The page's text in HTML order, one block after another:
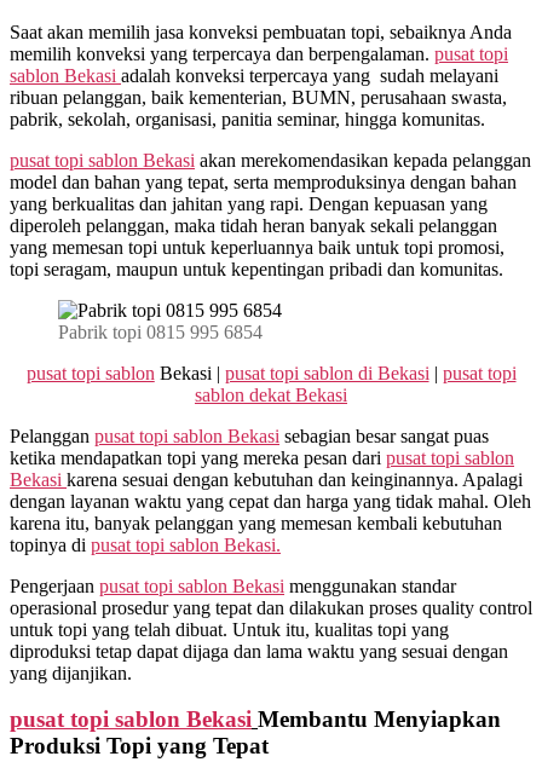
Saat akan memilih jasa konveksi pembuatan topi, sebaiknya Anda
memilih konveksi yang terpercaya dan berpengalaman. pusat topi
sablon Bekasi adalah konveksi terpercaya yang sudah melayani
ribuan pelanggan, baik kementerian, BUMN, perusahaan swasta,
pabrik, sekolah, organisasi, panitia seminar, hingga komunitas.
pusat topi sablon Bekasi akan merekomendasikan kepada pelanggan
model dan bahan yang tepat, serta memproduksinya dengan bahan
yang berkualitas dan jahitan yang rapi. Dengan kepuasan yang
diperoleh pelanggan, maka tidah heran banyak sekali pelanggan
yang memesan topi untuk keperluannya baik untuk topi promosi,
topi seragam, maupun untuk kepentingan pribadi dan komunitas.
Pabrik topi 0815 995 6854
pusat topi sablon Bekasi | pusat topi sablon di Bekasi | pusat topi
sablon dekat Bekasi
Pelanggan pusat topi sablon Bekasi sebagian besar sangat puas
ketika mendapatkan topi yang mereka pesan dari pusat topi sablon
Bekasi karena sesuai dengan kebutuhan dan keinginannya. Apalagi
dengan layanan waktu yang cepat dan harga yang tidak mahal. Oleh
karena itu, banyak pelanggan yang memesan kembali kebutuhan
topinya di pusat topi sablon Bekasi.
Pengerjaan pusat topi sablon Bekasi menggunakan standar
operasional prosedur yang tepat dan dilakukan proses quality control
untuk topi yang telah dibuat. Untuk itu, kualitas topi yang
diproduksi tetap dapat dijaga dan lama waktu yang sesuai dengan
yang dijanjikan.
pusat topi sablon Bekasi Membantu Menyiapkan
Produksi Topi yang Tepat